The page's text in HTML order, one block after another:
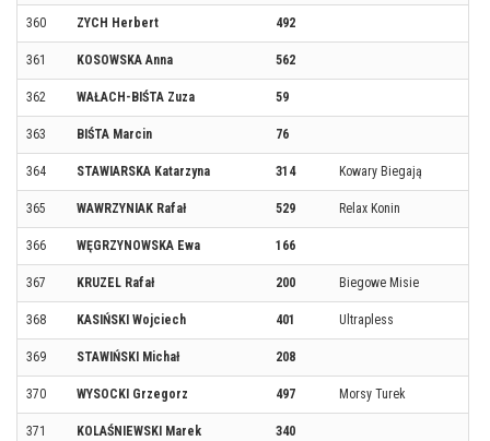
360 ZYCH Herbert 492
361 KOSOWSKA Anna 562
362 WAŁACH-BIŚTA Zuza 59
363 BIŚTA Marcin 76
364 STAWIARSKA Katarzyna 314 Kowary Biegają
365 WAWRZYNIAK Rafał 529 Relax Konin
366 WĘGRZYNOWSKA Ewa 166
367 KRUZEL Rafał 200 Biegowe Misie
368 KASIŃSKI Wojciech 401 Ultrapless
369 STAWIŃSKI Michał 208
370 WYSOCKI Grzegorz 497 Morsy Turek
371 KOLAŚNIEWSKI Marek 340